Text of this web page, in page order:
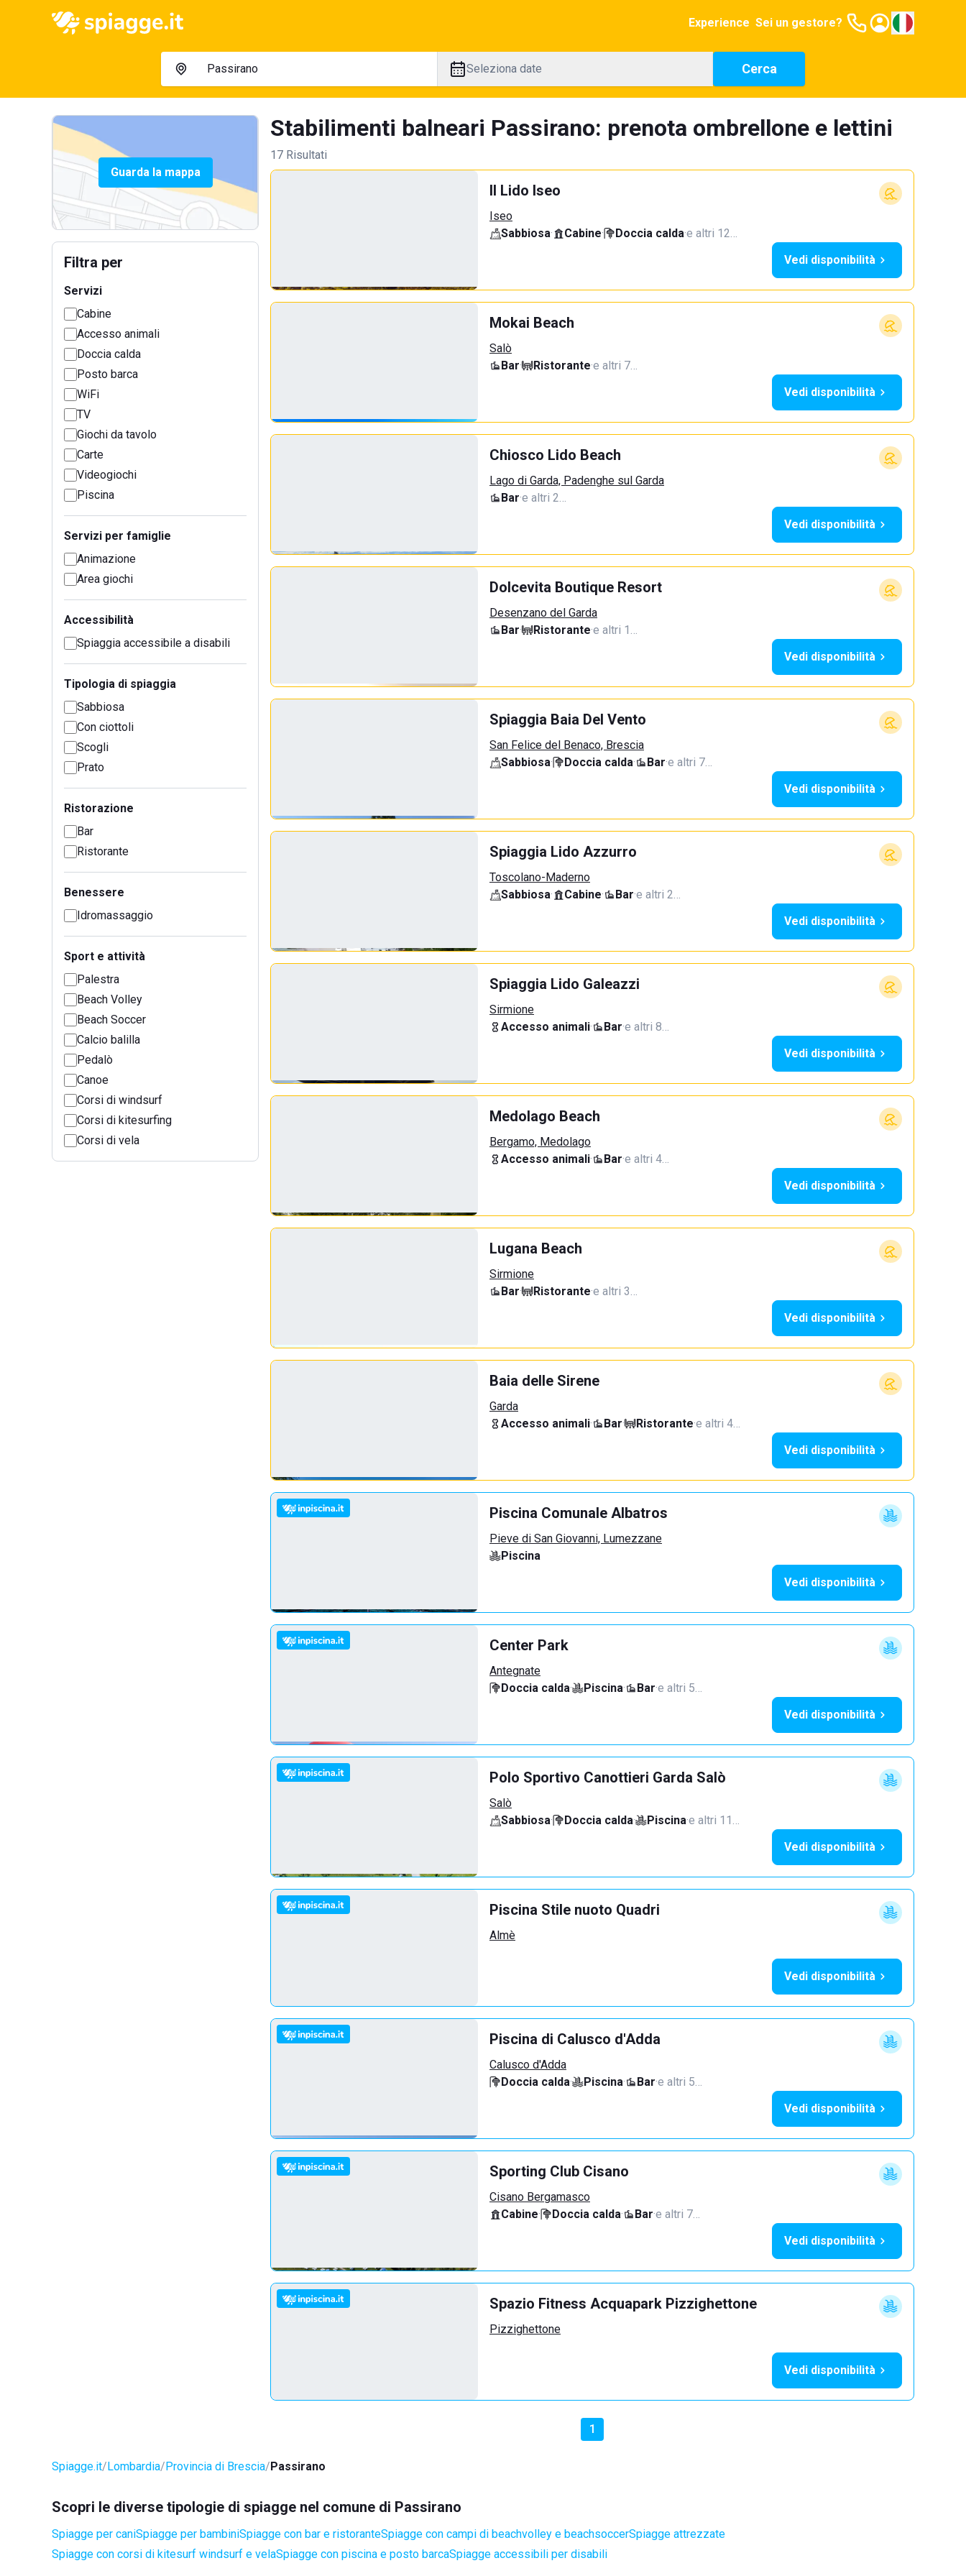
Experience Sei un gestore?
Seleziona date Cerca
Guarda la mappa
Filtra per
Servizi
Cabine
Accesso animali
Doccia calda
Posto barca
WiFi
TV
Giochi da tavolo
Carte
Videogiochi
Piscina
Servizi per famiglie
Animazione
Area giochi
Accessibilità
Spiaggia accessibile a disabili
Tipologia di spiaggia
Sabbiosa
Con ciottoli
Scogli
Prato
Ristorazione
Bar
Ristorante
Benessere
Idromassaggio
Sport e attività
Palestra
Beach Volley
Beach Soccer
Calcio balilla
Pedalò
Canoe
Corsi di windsurf
Corsi di kitesurfing
Corsi di vela
Stabilimenti balneari Passirano: prenota ombrellone e lettini
17 Risultati
Il Lido Iseo
Iseo
Sabbiosa· Cabine· Doccia calda·e altri 12…
Vedi disponibilità
Mokai Beach
Salò
Bar· Ristorante·e altri 7…
Vedi disponibilità
Chiosco Lido Beach
Lago di Garda, Padenghe sul Garda
Bar·e altri 2…
Vedi disponibilità
Dolcevita Boutique Resort
Desenzano del Garda
Bar· Ristorante·e altri 1…
Vedi disponibilità
Spiaggia Baia Del Vento
San Felice del Benaco, Brescia
Sabbiosa· Doccia calda· Bar·e altri 7…
Vedi disponibilità
Spiaggia Lido Azzurro
Toscolano-Maderno
Sabbiosa· Cabine· Bar·e altri 2…
Vedi disponibilità
Spiaggia Lido Galeazzi
Sirmione
Accesso animali· Bar·e altri 8…
Vedi disponibilità
Medolago Beach
Bergamo, Medolago
Accesso animali· Bar·e altri 4…
Vedi disponibilità
Lugana Beach
Sirmione
Bar· Ristorante·e altri 3…
Vedi disponibilità
Baia delle Sirene
Garda
Accesso animali· Bar· Ristorante·e altri 4…
Vedi disponibilità
Piscina Comunale Albatros
Pieve di San Giovanni, Lumezzane
Piscina
Vedi disponibilità
Center Park
Antegnate
Doccia calda· Piscina· Bar·e altri 5…
Vedi disponibilità
Polo Sportivo Canottieri Garda Salò
Salò
Sabbiosa· Doccia calda· Piscina·e altri 11…
Vedi disponibilità
Piscina Stile nuoto Quadri
Almè
Vedi disponibilità
Piscina di Calusco d'Adda
Calusco d'Adda
Doccia calda· Piscina· Bar·e altri 5…
Vedi disponibilità
Sporting Club Cisano
Cisano Bergamasco
Cabine· Doccia calda· Bar·e altri 7…
Vedi disponibilità
Spazio Fitness Acquapark Pizzighettone
Pizzighettone
Vedi disponibilità
1
Spiagge.it Lombardia Provincia di Brescia Passirano
Scopri le diverse tipologie di spiagge nel comune di Passirano
Spiagge per caniSpiagge per bambiniSpiagge con bar e ristoranteSpiagge con campi di beachvolley e beachsoccerSpiagge attrezzate
Spiagge con corsi di kitesurf windsurf e velaSpiagge con piscina e posto barcaSpiagge accessibili per disabili